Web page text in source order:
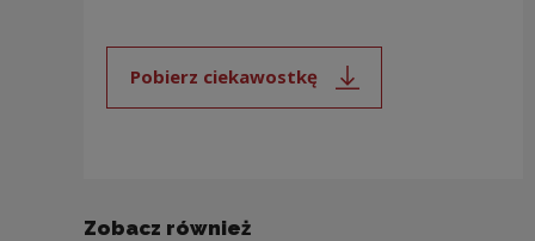
Pobierz ciekawostkę
Uwaga, link zostanie otwarty
Zobacz również